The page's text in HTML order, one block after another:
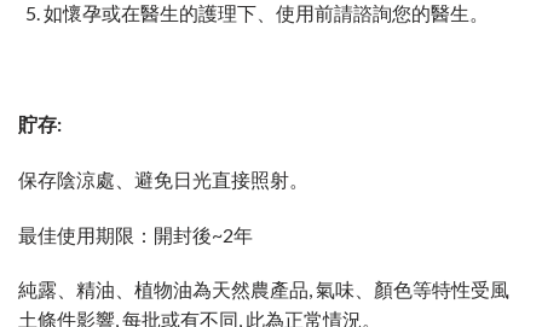
如懷孕或在醫生的護理下、使用前請諮詢您的醫生。
貯存:
保存陰涼處、避免日光直接照射。
最佳使用期限：開封後~2年
純露、精油、植物油為天然農產品, 氣味、顏色等特性受風
土條件影響, 每批或有不同, 此為正常情況。